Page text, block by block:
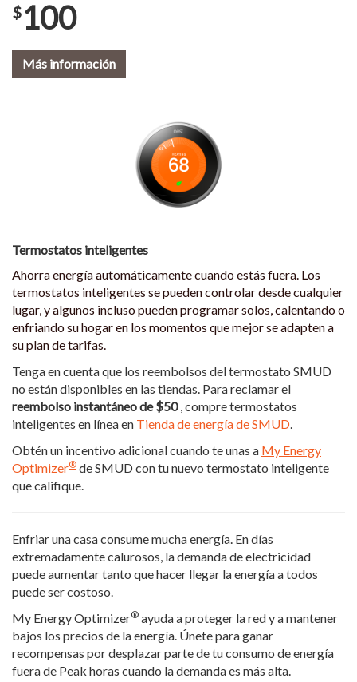
$100
Más información
Termostatos inteligentes
Ahorra energía automáticamente cuando estás fuera. Los
termostatos inteligentes se pueden controlar desde cualquier
lugar, y algunos incluso pueden programar solos, calentando o
enfriando su hogar en los momentos que mejor se adapten a
su plan de tarifas.
Tenga en cuenta que los reembolsos del termostato SMUD
no están disponibles en las tiendas. Para reclamar el
reembolso instantáneo de $50, compre termostatos
inteligentes en línea en Tienda de energía de SMUD.
Obtén un incentivo adicional cuando te unas a My Energy
Optimizer® de SMUD con tu nuevo termostato inteligente
que califique.
Enfriar una casa consume mucha energía. En días
extremadamente calurosos, la demanda de electricidad
puede aumentar tanto que hacer llegar la energía a todos
puede ser costoso.
My Energy Optimizer® ayuda a proteger la red y a mantener
bajos los precios de la energía. Únete para ganar
recompensas por desplazar parte de tu consumo de energía
fuera de Peak horas cuando la demanda es más alta.